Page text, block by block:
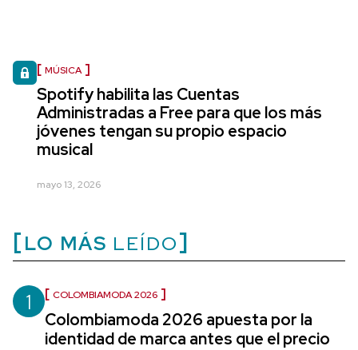
MÚSICA
Spotify habilita las Cuentas
Administradas a Free para que los más
jóvenes tengan su propio espacio
musical
mayo 13, 2026
LO MÁS LEÍDO
1 COLOMBIAMODA 2026
Colombiamoda 2026 apuesta por la
identidad de marca antes que el precio